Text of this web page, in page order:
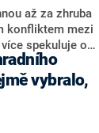
se také
či promluvila o
až za zhruba
konfliktem mezi
spekuluje o
současná
znovu vytahují
Jak moc je
volbách 2028
vybralo,